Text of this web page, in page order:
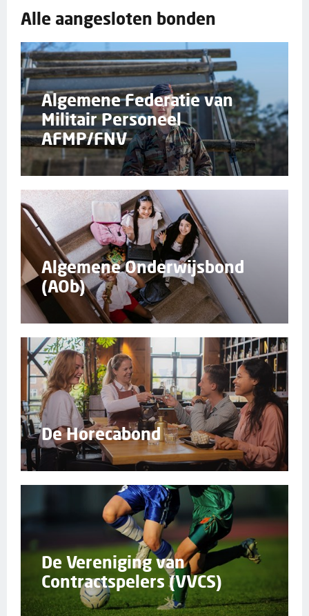
Alle aangesloten bonden
Algemene Federatie van
Militair Personeel
AFMP/FNV
Algemene Onderwijsbond
(AOb)
De Horecabond
De Vereniging van
Contractspelers (VVCS)